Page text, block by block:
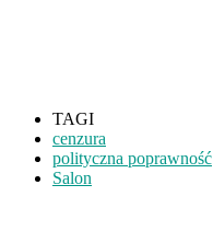
TAGI
cenzura
polityczna poprawność
Salon